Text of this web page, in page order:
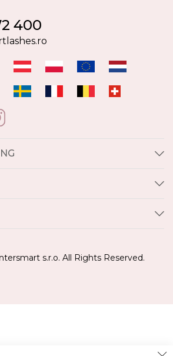
400
s.r.o. All Rights Reserved.